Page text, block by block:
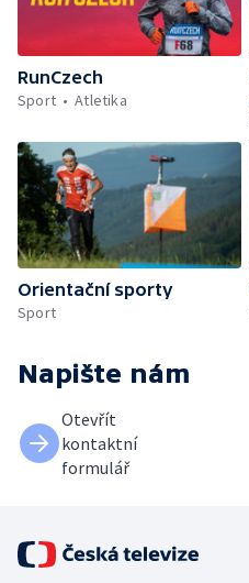
RunCzech
Sport
Atletika
Orientační sporty
Sport
Napište nám
Otevřít
kontaktní
formulář